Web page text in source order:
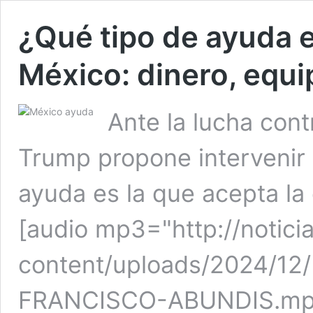
¿Qué tipo de ayuda
México: dinero,
Ante la lucha
Trump propone
ayuda es la que acepta la
[audio mp3="http://
content/uploads/2024/
FRANCISCO-